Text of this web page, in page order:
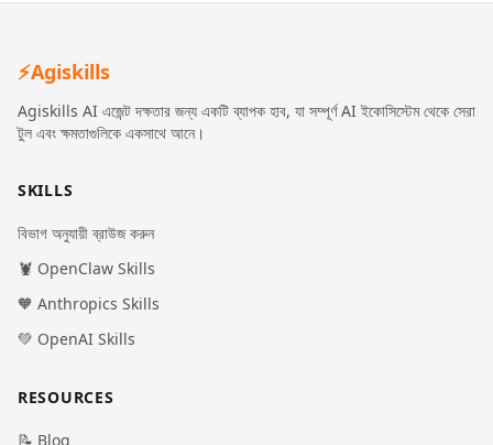
⚡Agiskills
Agiskills AI এজেন্ট দক্ষতার জন্য একটি ব্যাপক হাব, যা সম্পূর্ণ AI ইকোসিস্টেম থেকে সেরা
টুল এবং ক্ষমতাগুলিকে একসাথে আনে।
SKILLS
বিভাগ অনুযায়ী ব্রাউজ করুন
🦞 OpenClaw Skills
🧡 Anthropics Skills
💚 OpenAI Skills
RESOURCES
📝 Blog